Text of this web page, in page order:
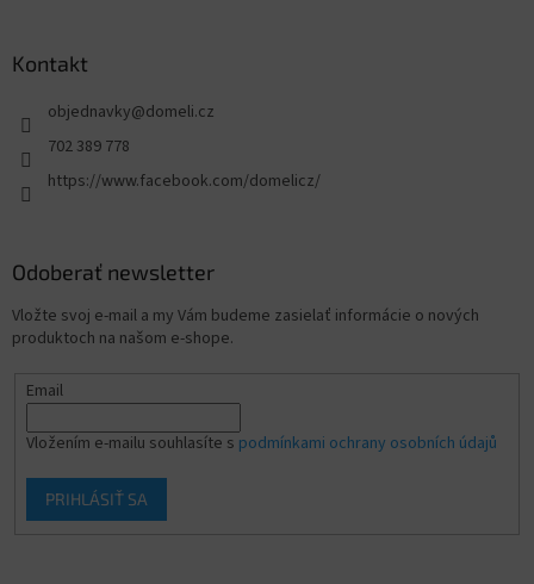
Kontakt
objednavky@domeli.cz
702 389 778
https://www.facebook.com/domelicz/
Odoberať newsletter
Vložte svoj e-mail a my Vám budeme zasielať informácie o nových
produktoch na našom e-shope.
Email
Vložením e-mailu souhlasíte s podmínkami ochrany osobních údajů
PRIHLÁSIŤ SA